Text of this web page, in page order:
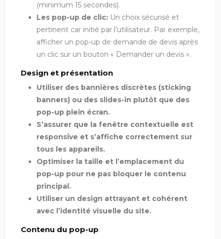
(minimum 15 secondes).
Les pop-up de clic: Un choix sécurisé et
pertinent car initié par l’utilisateur. Par exemple,
afficher un pop-up de demande de devis après
un clic sur un bouton « Demander un devis ».
Design et présentation
Utiliser des bannières discrètes (sticking
banners) ou des slides-in plutôt que des
pop-up plein écran.
S’assurer que la fenêtre contextuelle est
responsive et s’affiche correctement sur
tous les appareils.
Optimiser la taille et l’emplacement du
pop-up pour ne pas bloquer le contenu
principal.
Utiliser un design attrayant et cohérent
avec l’identité visuelle du site.
Contenu du pop-up